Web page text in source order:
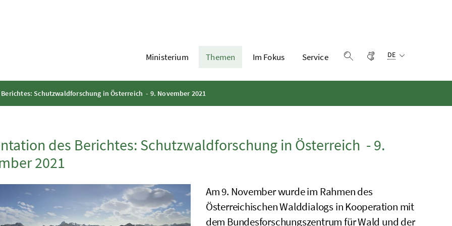
Ministerium Themen Im Fokus
Service
Gebärdensprache
DE
Schutzwaldforschung in Österreich - 9. November 2021
des Berichtes: Schutzwaldforschung in Österreich - 9.
2021
Am 9. November wurde im Rahmen des
Österreichischen Walddialogs in Kooperation mit
dem Bundesforschungszentrum für Wald und der